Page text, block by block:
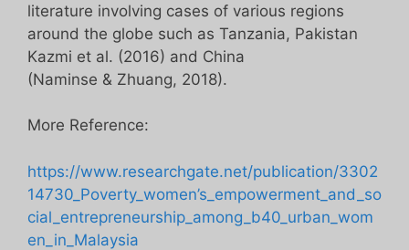
literature involving cases of various regions
around the globe such as Tanzania, Pakistan
Kazmi et al. (2016) and China
(Naminse & Zhuang, 2018).
More Reference:
https://www.researchgate.net/publication/3302
14730_Poverty_women’s_empowerment_and_so
cial_entrepreneurship_among_b40_urban_wom
en_in_Malaysia